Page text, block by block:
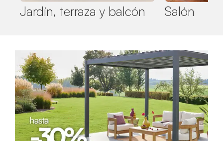
Jardín, terraza y balcón Salón